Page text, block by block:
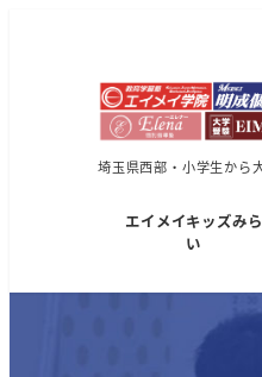
埼玉県西部・小学生から
エイメイキッズみら
い